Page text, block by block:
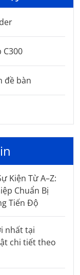
đề bàn
Kiện Từ A–Z:
Chuẩn Bị
Tiến Độ
nhất tại
chi tiết theo